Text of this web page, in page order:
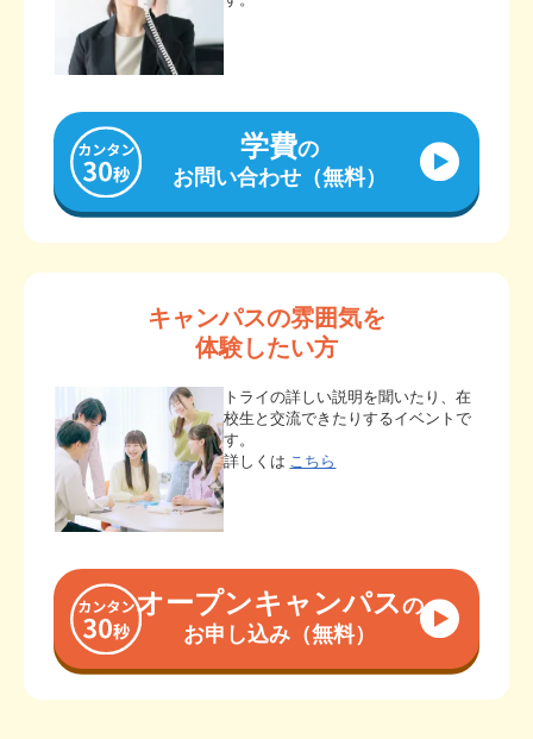
学費の
お問い合わせ（無料）
キャンパスの雰囲気を
体験したい方
トライの詳しい説明を聞いたり、在
校生と交流できたりするイベントで
す。
詳しくは こちら
オープンキャンパスの
お申し込み（無料）